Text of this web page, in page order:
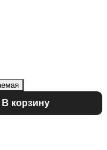
В корзину